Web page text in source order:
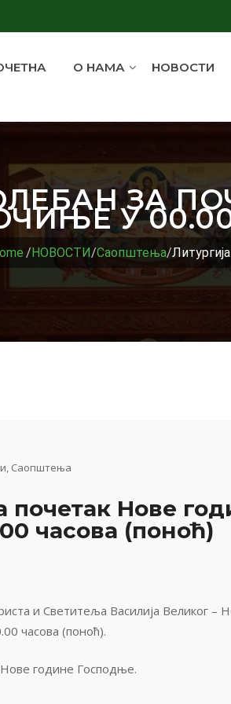
О НАМА НОВОСТИ
ЗА
У
/НОВОСТИ/Саопштења/
, Саопштења
почетак Нове
часова (поноћ)
и Светитеља Василија Великог –
часова (поноћ).
године Господње.